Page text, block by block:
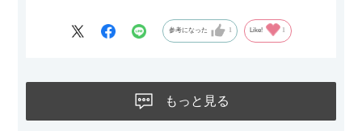
グとのバランスもぴったりで、リビング全体がすっきり見えま
ないのもお気に入りのポイントです。さらに、わが家はソファ
の後ろ側を通ることも多い間取りなので、背面まできれいに仕
参考になった Like!
もっと見る